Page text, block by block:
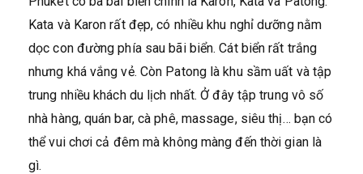
Kata và Karon rất đẹp, có nhiều khu nghỉ dưỡng nằm
dọc con đường phía sau bãi biển. Cát biển rất trắng
nhưng khá vắng vẻ. Còn Patong là khu sầm uất và tập
trung nhiều khách du lịch nhất. Ở đây tập trung vô số
nhà hàng, quán bar, cà phê, massage, siêu thị… bạn có
thể vui chơi cả đêm mà không màng đến thời gian là
gì.